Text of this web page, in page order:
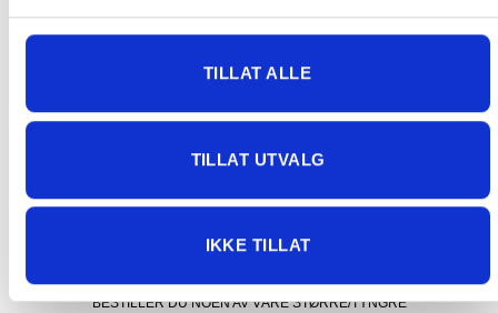
TILLAT ALLE
TILLAT UTVALG
IKKE TILLAT
mellom kl. 10:00–17:00. Vi sjekker gjerne om
og betale to ganger.
Vi beklager ulempene dette medfører og jobber
med å få problemet løst.
KONTAKT OSS FOR PRIS VED STØRRE
BESTILLER DU NOEN AV VÅRE STØRRE/TYNGRE